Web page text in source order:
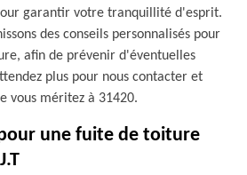
garantir votre tranquillité d'esprit.
des conseils personnalisés pour
afin de prévenir d'éventuelles
plus pour nous contacter et
vous méritez à 31420.
une fuite de toiture